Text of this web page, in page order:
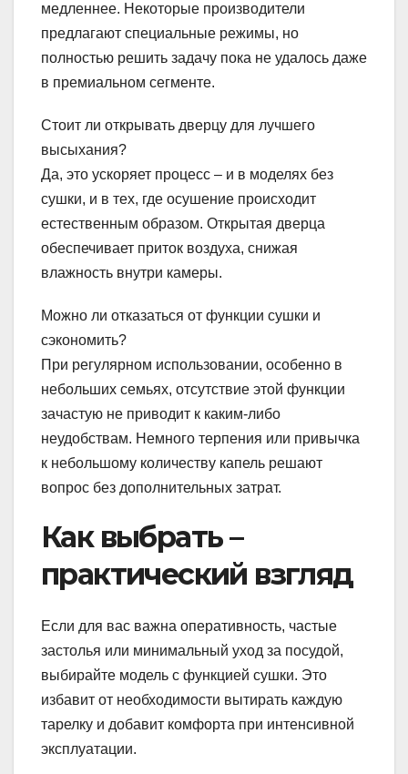
медленнее. Некоторые производители
предлагают специальные режимы, но
полностью решить задачу пока не удалось даже
в премиальном сегменте.
Стоит ли открывать дверцу для лучшего
высыхания?
Да, это ускоряет процесс – и в моделях без
сушки, и в тех, где осушение происходит
естественным образом. Открытая дверца
обеспечивает приток воздуха, снижая
влажность внутри камеры.
Можно ли отказаться от функции сушки и
сэкономить?
При регулярном использовании, особенно в
небольших семьях, отсутствие этой функции
зачастую не приводит к каким-либо
неудобствам. Немного терпения или привычка
к небольшому количеству капель решают
вопрос без дополнительных затрат.
Как выбрать –
практический взгляд
Если для вас важна оперативность, частые
застолья или минимальный уход за посудой,
выбирайте модель с функцией сушки. Это
избавит от необходимости вытирать каждую
тарелку и добавит комфорта при интенсивной
эксплуатации.